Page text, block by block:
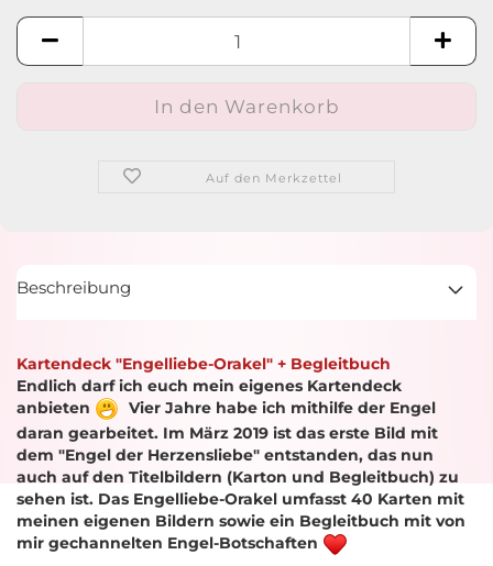
Auf den Merkzettel
Beschreibung
Kartendeck "Engelliebe-Orakel" + Begleitbuch
Endlich darf ich euch mein eigenes Kartendeck
anbieten
Vier Jahre habe ich mithilfe der Engel
daran gearbeitet. Im März 2019 ist das erste Bild mit
dem "Engel der Herzensliebe" entstanden, das nun
auch auf den Titelbildern (Karton und Begleitbuch) zu
sehen ist. Das Engelliebe-Orakel umfasst 40 Karten mit
meinen eigenen Bildern sowie ein Begleitbuch mit von
mir gechannelten Engel-Botschaften